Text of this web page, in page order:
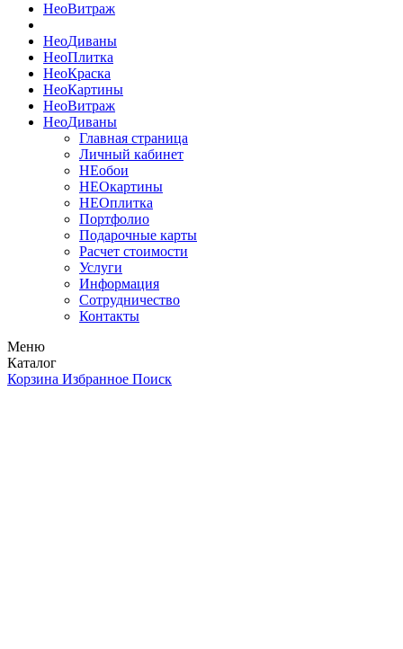
НеоВитраж
НеоДиваны
НеоПлитка
НеоКраска
НеоКартины
НеоВитраж
НеоДиваны
Главная страница
Личный кабинет
НЕобои
НЕОкартины
НЕОплитка
Портфолио
Подарочные карты
Расчет стоимости
Услуги
Информация
Сотрудничество
Контакты
Меню
Каталог
Корзина Избранное Поиск